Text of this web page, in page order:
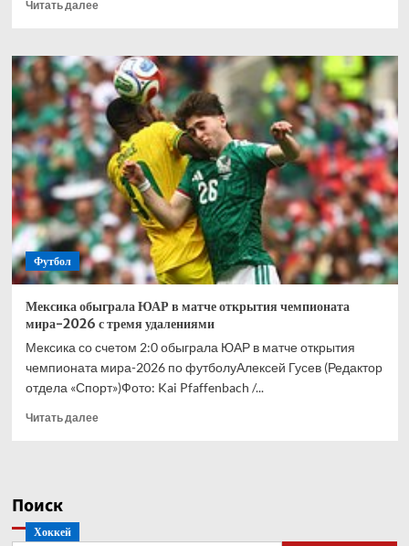
Читать далее
Южная
Корея
одержала
волевую
победу
над
Чехией
в
стартовом
матче
на
ЧМ
Футбол
Мексика обыграла ЮАР в матче открытия чемпионата
мира-2026 с тремя удалениями
Мексика со счетом 2:0 обыграла ЮАР в матче открытия
чемпионата мира-2026 по футболуАлексей Гусев (Редактор
отдела «Спорт»)Фото: Kai Pfaffenbach /...
Читать далееПрочитать
Поиск
Хоккей